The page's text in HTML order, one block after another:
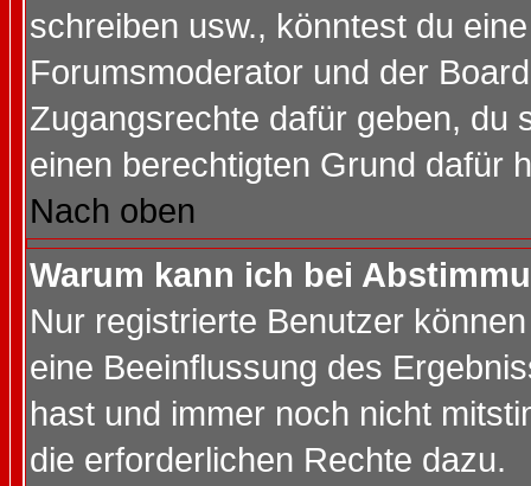
schreiben usw., könntest du
Forumsmoderator und der
Zugangsrechte dafür geben, du
einen berechtigten Grund dafür
Nach oben
Warum kann ich bei
Nur registrierte Benutzer
eine Beeinflussung des
hast und immer noch nicht
die erforderlichen Rechte dazu.